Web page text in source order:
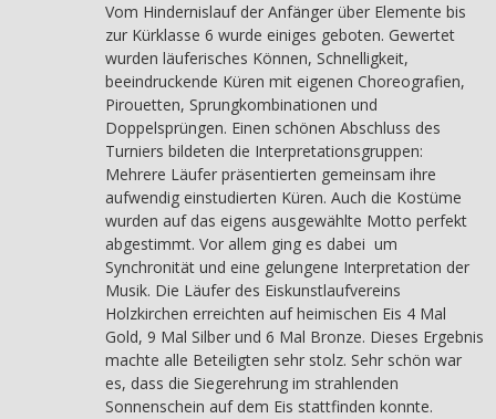
Vom Hindernislauf der Anfänger über Elemente bis
zur Kürklasse 6 wurde einiges geboten. Gewertet
wurden läuferisches Können, Schnelligkeit,
beeindruckende Küren mit eigenen Choreografien,
Pirouetten, Sprungkombinationen und
Doppelsprüngen. Einen schönen Abschluss des
Turniers bildeten die Interpretationsgruppen:
Mehrere Läufer präsentierten gemeinsam ihre
aufwendig einstudierten Küren. Auch die Kostüme
wurden auf das eigens ausgewählte Motto perfekt
abgestimmt. Vor allem ging es dabei um
Synchronität und eine gelungene Interpretation der
Musik. Die Läufer des Eiskunstlaufvereins
Holzkirchen erreichten auf heimischen Eis 4 Mal
Gold, 9 Mal Silber und 6 Mal Bronze. Dieses Ergebnis
machte alle Beteiligten sehr stolz. Sehr schön war
es, dass die Siegerehrung im strahlenden
Sonnenschein auf dem Eis stattfinden konnte.